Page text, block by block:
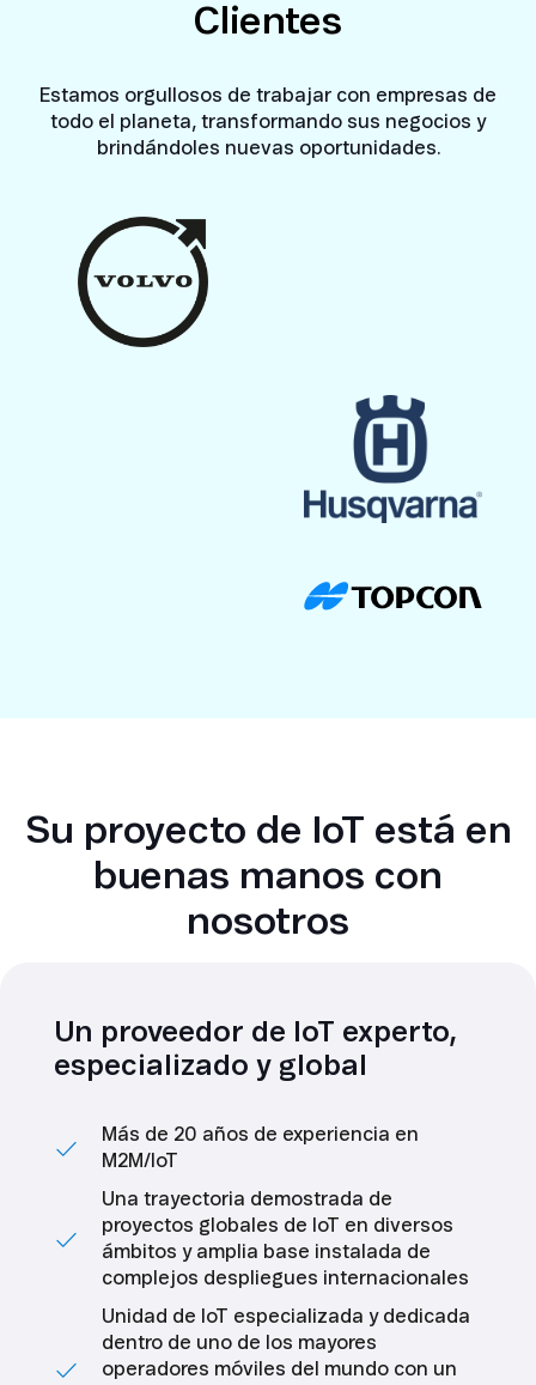
Clientes
Estamos orgullosos de trabajar con empresas de
todo el planeta, transformando sus negocios y
brindándoles nuevas oportunidades.
Su proyecto de IoT está en
buenas manos con
nosotros
Un proveedor de IoT experto,
especializado y global
Más de 20 años de experiencia en
M2M/IoT
Una trayectoria demostrada de
proyectos globales de IoT en diversos
ámbitos y amplia base instalada de
complejos despliegues internacionales
Unidad de IoT especializada y dedicada
dentro de uno de los mayores
operadores móviles del mundo con un